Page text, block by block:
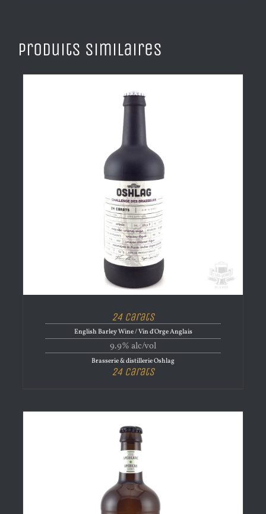
Produits similaires
24 Carats
English Barley Wine / Vin d'Orge Anglais
9.9% alc/vol
Brasserie & distillerie Oshlag
24 Carats